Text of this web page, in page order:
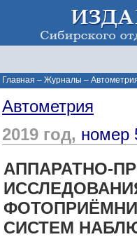
Главная – Журналы –
Автометрия
2019 год, номер
АППАРАТНО-
СИСТЕМ